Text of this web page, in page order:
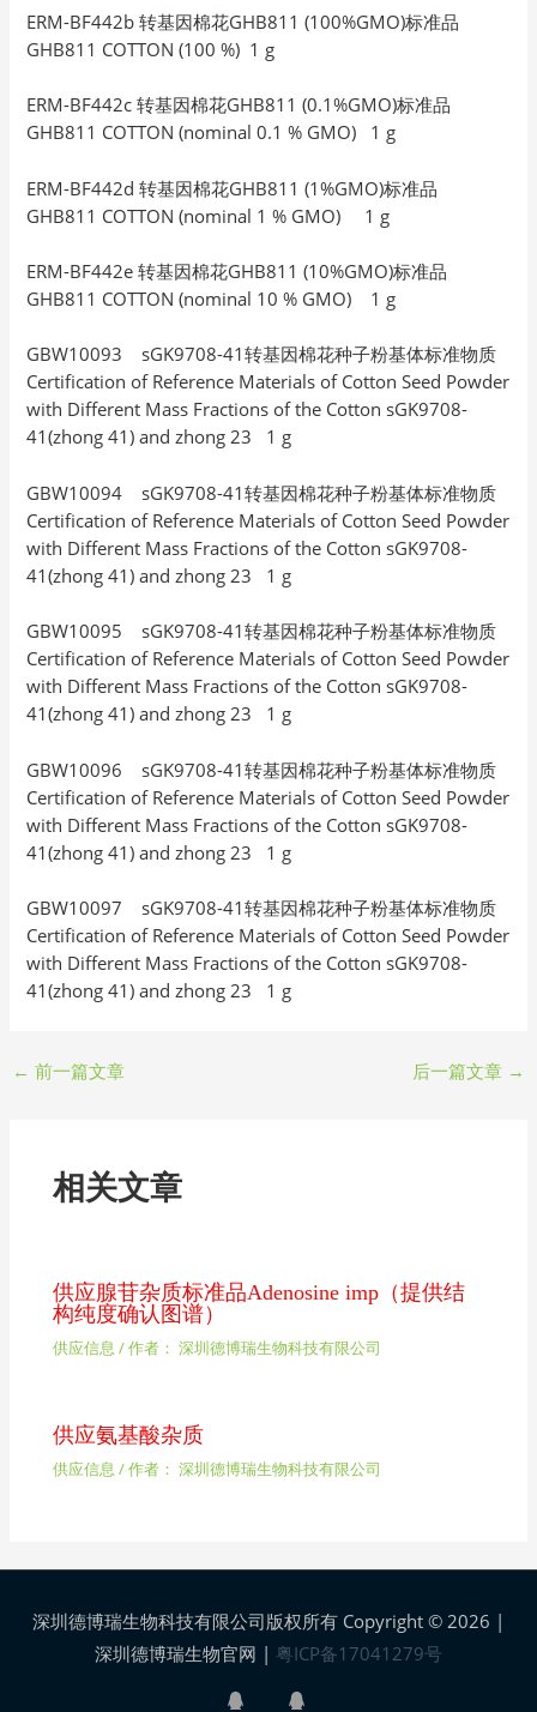
ERM-BF442b 转基因棉花GHB811 (100%GMO)标准品
GHB811 COTTON (100 %) 1 g
ERM-BF442c 转基因棉花GHB811 (0.1%GMO)标准品
GHB811 COTTON (nominal 0.1 % GMO) 1 g
ERM-BF442d 转基因棉花GHB811 (1%GMO)标准品
GHB811 COTTON (nominal 1 % GMO) 1 g
ERM-BF442e 转基因棉花GHB811 (10%GMO)标准品
GHB811 COTTON (nominal 10 % GMO) 1 g
GBW10093 sGK9708-41转基因棉花种子粉基体标准物质
Certification of Reference Materials of Cotton Seed Powder
with Different Mass Fractions of the Cotton sGK9708-
41(zhong 41) and zhong 23 1 g
GBW10094 sGK9708-41转基因棉花种子粉基体标准物质
Certification of Reference Materials of Cotton Seed Powder
with Different Mass Fractions of the Cotton sGK9708-
41(zhong 41) and zhong 23 1 g
GBW10095 sGK9708-41转基因棉花种子粉基体标准物质
Certification of Reference Materials of Cotton Seed Powder
with Different Mass Fractions of the Cotton sGK9708-
41(zhong 41) and zhong 23 1 g
GBW10096 sGK9708-41转基因棉花种子粉基体标准物质
Certification of Reference Materials of Cotton Seed Powder
with Different Mass Fractions of the Cotton sGK9708-
41(zhong 41) and zhong 23 1 g
GBW10097 sGK9708-41转基因棉花种子粉基体标准物质
Certification of Reference Materials of Cotton Seed Powder
with Different Mass Fractions of the Cotton sGK9708-
41(zhong 41) and zhong 23 1 g
← 前一篇文章 后一篇文章 →
相关文章
供应腺苷杂质标准品Adenosine imp（提供结
构纯度确认图谱）
供应信息 / 作者： 深圳德博瑞生物科技有限公司
供应氨基酸杂质
供应信息 / 作者： 深圳德博瑞生物科技有限公司
深圳德博瑞生物科技有限公司版权所有 Copyright © 2026 |
深圳德博瑞生物官网 | 粤ICP备17041279号